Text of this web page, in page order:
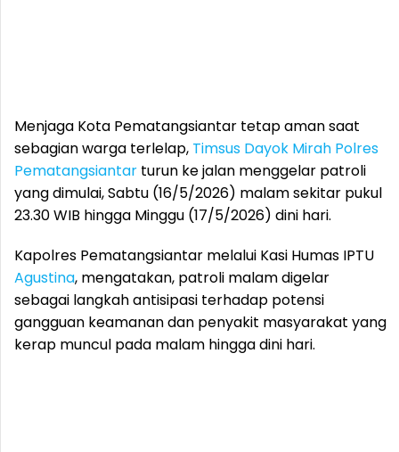
Menjaga Kota Pematangsiantar tetap aman saat
sebagian warga terlelap, Timsus Dayok Mirah Polres
Pematangsiantar turun ke jalan menggelar patroli
yang dimulai, Sabtu (16/5/2026) malam sekitar pukul
23.30 WIB hingga Minggu (17/5/2026) dini hari.
Kapolres Pematangsiantar melalui Kasi Humas IPTU
Agustina, mengatakan, patroli malam digelar
sebagai langkah antisipasi terhadap potensi
gangguan keamanan dan penyakit masyarakat yang
kerap muncul pada malam hingga dini hari.